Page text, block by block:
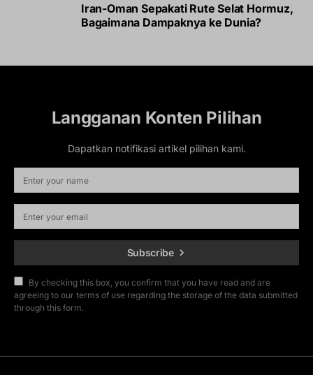
Iran-Oman Sepakati Rute Selat Hormuz,
Bagaimana Dampaknya ke Dunia?
Langganan Konten Pilihan
Dapatkan notifikasi artikel pilihan kami.
Subscribe
By checking this box, you confirm that you have read and are
agreeing to our terms of use regarding the storage of the data submitted
through this form.